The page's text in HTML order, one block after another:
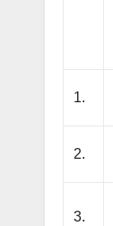
1.
2.
3.